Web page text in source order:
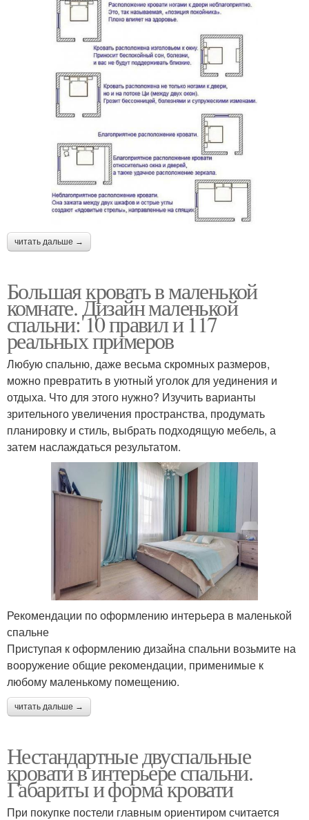
читать дальше →
Большая кровать в маленькой
комнате. Дизайн маленькой
спальни: 10 правил и 117
реальных примеров
Любую спальню, даже весьма скромных размеров,
можно превратить в уютный уголок для уединения и
отдыха. Что для этого нужно? Изучить варианты
зрительного увеличения пространства, продумать
планировку и стиль, выбрать подходящую мебель, а
затем наслаждаться результатом.
Рекомендации по оформлению интерьера в маленькой
спальне
Приступая к оформлению дизайна спальни возьмите на
вооружение общие рекомендации, применимые к
любому маленькому помещению.
читать дальше →
Нестандартные двуспальные
кровати в интерьере спальни.
Габариты и форма кровати
При покупке постели главным ориентиром считается